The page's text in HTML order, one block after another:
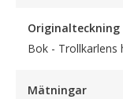
Originalteckning
Bok - Trollkarlens
Mätningar